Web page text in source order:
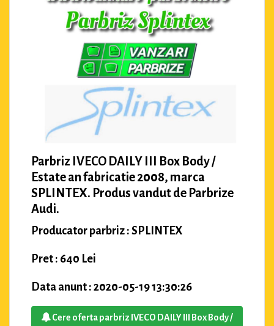
Parbriz IVECO DAILY III Box Body /
Estate an fabricatie 2008, marca
SPLINTEX. Produs vandut de Parbrize
Audi.
Producator parbriz : SPLINTEX
Pret : 640 Lei
Data anunt : 2020-05-19 13:30:26
Cere oferta parbriz IVECO DAILY III Box Body /